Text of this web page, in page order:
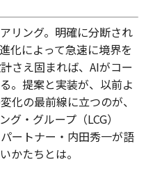
リング。明確に分断され
化によって急速に境界を
さえ固まれば、AIがコー
。提案と実装が、以前よ
化の最前線に立つのが、
・グループ（LCG）
ートナー・内田秀一が語
かたちとは。